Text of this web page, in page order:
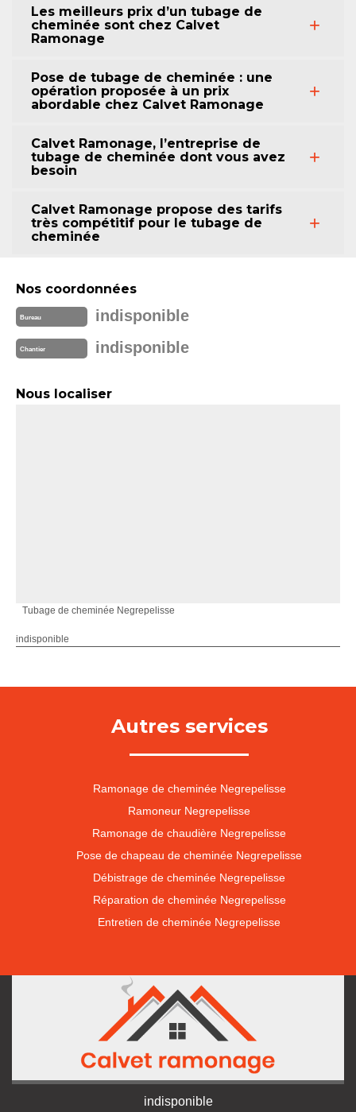
Les meilleurs prix d’un tubage de
cheminée sont chez Calvet
Ramonage
Pose de tubage de cheminée : une
opération proposée à un prix
abordable chez Calvet Ramonage
Calvet Ramonage, l’entreprise de
tubage de cheminée dont vous avez
besoin
Calvet Ramonage propose des tarifs
très compétitif pour le tubage de
cheminée
Nos coordonnées
Bureau indisponible
Chantier indisponible
Nous localiser
Tubage de cheminée Negrepelisse
indisponible
Autres services
Ramonage de cheminée Negrepelisse
Ramoneur Negrepelisse
Ramonage de chaudière Negrepelisse
Pose de chapeau de cheminée Negrepelisse
Débistrage de cheminée Negrepelisse
Réparation de cheminée Negrepelisse
Entretien de cheminée Negrepelisse
indisponible